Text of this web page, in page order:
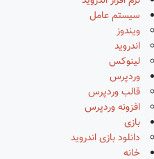
سیستم عامل
ویندوز
اندروید
لینوکس
وردپرس
قالب وردپرس
افزونه وردپرس
بازی
دانلود بازی اندروید
خانه